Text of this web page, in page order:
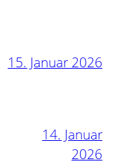
15. Januar 2026
14. Januar
2026